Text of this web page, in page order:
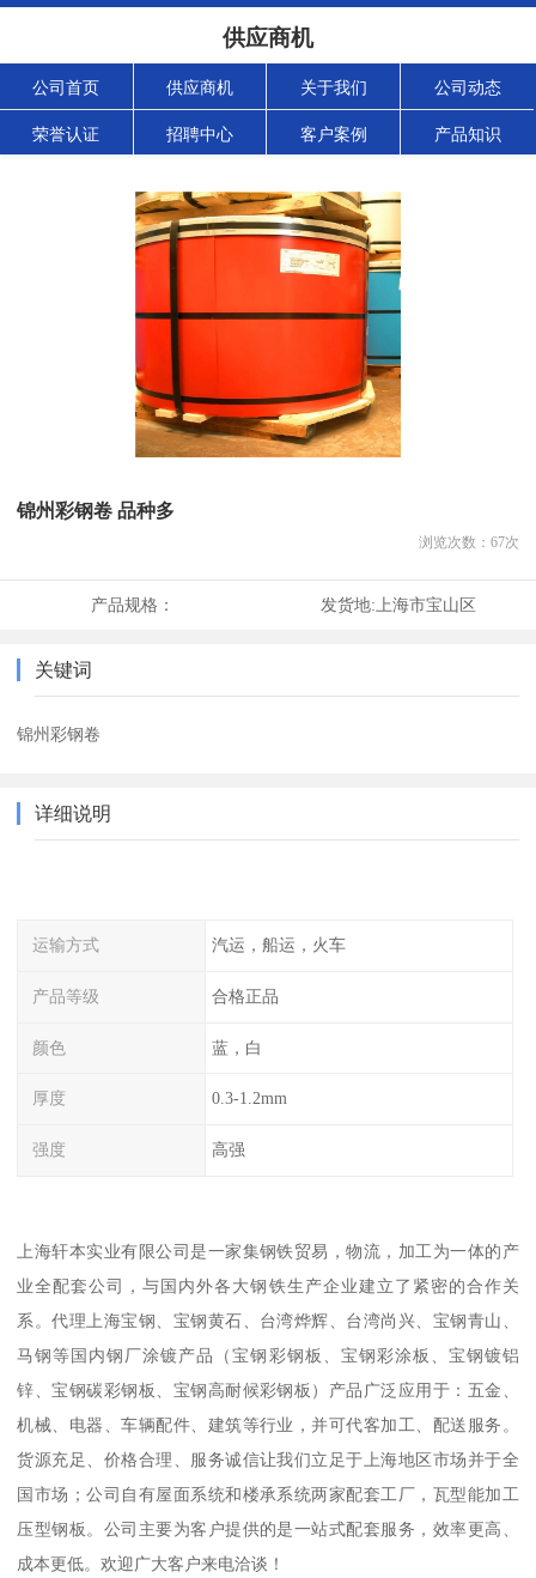
供应商机
公司首页 供应商机 关于我们 公司动态
荣誉认证 招聘中心 客户案例 产品知识
锦州彩钢卷 品种多
浏览次数： 67次
产品规格： 发货地: 上海市宝山区
关键词
锦州彩钢卷
详细说明
运输方式 汽运，船运，火车
产品等级 合格正品
颜色 蓝，白
厚度 0.3-1.2mm
强度 高强
上海轩本实业有限公司是一家集钢铁贸易，物流，加工为一体的产
业全配套公司，与国内外各大钢铁生产企业建立了紧密的合作关
系。代理上海宝钢、宝钢黄石、台湾烨辉、台湾尚兴、宝钢青山、
马钢等国内钢厂涂镀产品（宝钢彩钢板、宝钢彩涂板、宝钢镀铝
锌、宝钢碳彩钢板、宝钢高耐候彩钢板）产品广泛应用于：五金、
机械、电器、车辆配件、建筑等行业，并可代客加工、配送服务。
货源充足、价格合理、服务诚信让我们立足于上海地区市场并于全
国市场；公司自有屋面系统和楼承系统两家配套工厂，瓦型能加工
压型钢板。公司主要为客户提供的是一站式配套服务，效率更高、
成本更低。欢迎广大客户来电洽谈！